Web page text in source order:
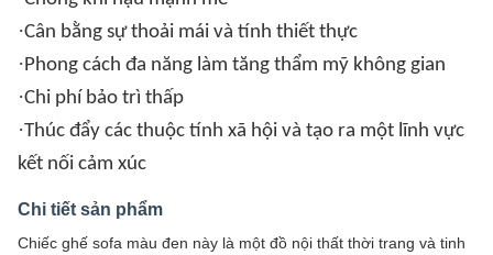
·Cân bằng sự thoải mái và tính thiết thực
·Phong cách đa năng làm tăng thẩm mỹ không gian
·Chi phí bảo trì thấp
·Thúc đẩy các thuộc tính xã hội và tạo ra một lĩnh vực
kết nối cảm xúc
Chi tiết sản phẩm
Chiếc ghế sofa màu đen này là một đồ nội thất thời trang và tinh